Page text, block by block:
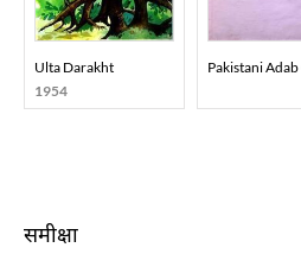
Ulta Darakht
1954
Pakistani
समीक्षा